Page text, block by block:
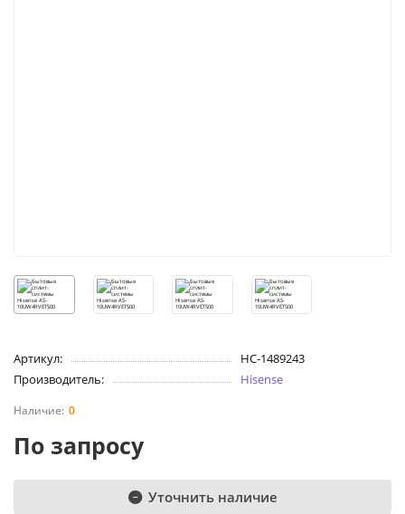
Артикул:
НС-1489243
Производитель:
Hisense
0
По запросу
Уточнить наличие